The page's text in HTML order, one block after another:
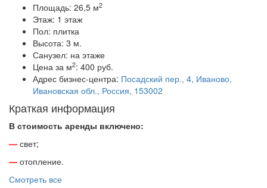
Площадь: 26,5 м2
Этаж: 1 этаж
Пол: плитка
Высота: 3 м.
Санузел: на этаже
Цена за м2: 400 руб.
Адрес бизнес-центра: Посадский пер., 4, Иваново,
Ивановская обл., Россия, 153002
Краткая информация
В стоимость аренды включено:
— свет;
— отопление.
Смотреть все